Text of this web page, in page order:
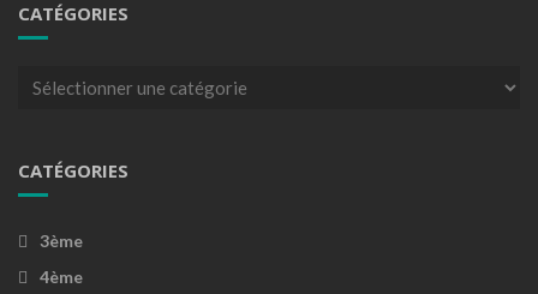
CATÉGORIES
Catégories
CATÉGORIES
3ème
4ème